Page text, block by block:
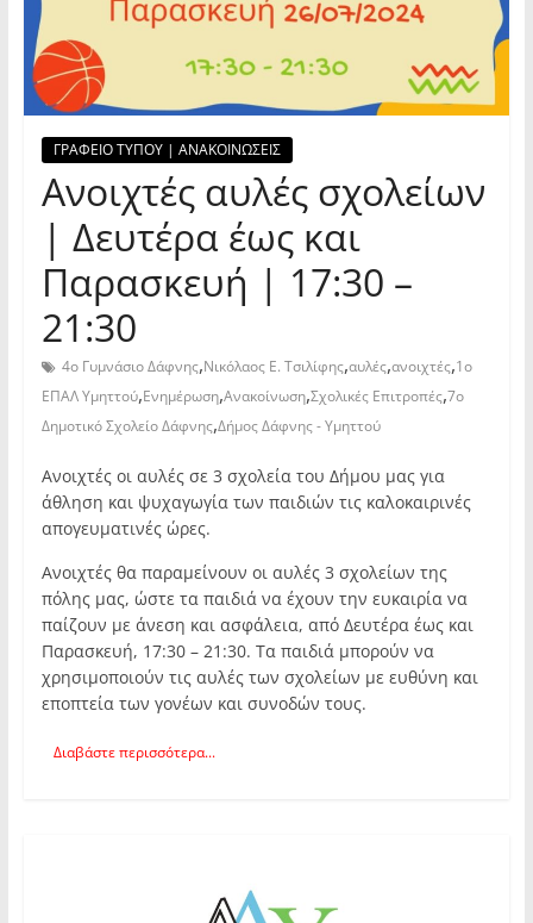
ΓΡΑΦΕΙΟ ΤΥΠΟΥ | ΑΝΑΚΟΙΝΩΣΕΙΣ
Ανοιχτές αυλές σχολείων
| Δευτέρα έως και
Παρασκευή | 17:30 –
21:30
4ο Γυμνάσιο Δάφνης,Νικόλαος Ε. Τσιλίφης,αυλές,ανοιχτές,1ο
ΕΠΑΛ Υμηττού,Ενημέρωση,Ανακοίνωση,Σχολικές Επιτροπές,7ο
Δημοτικό Σχολείο Δάφνης,Δήμος Δάφνης - Υμηττού
Ανοιχτές οι αυλές σε 3 σχολεία του Δήμου μας για
άθληση και ψυχαγωγία των παιδιών τις καλοκαιρινές
απογευματινές ώρες.
Ανοιχτές θα παραμείνουν οι αυλές 3 σχολείων της
πόλης μας, ώστε τα παιδιά να έχουν την ευκαιρία να
παίζουν με άνεση και ασφάλεια, από Δευτέρα έως και
Παρασκευή, 17:30 – 21:30. Τα παιδιά μπορούν να
χρησιμοποιούν τις αυλές των σχολείων με ευθύνη και
εποπτεία των γονέων και συνοδών τους.
Διαβάστε περισσότερα...